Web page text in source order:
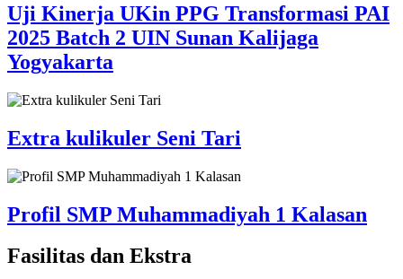
Uji Kinerja UKin PPG Transformasi PAI
2025 Batch 2 UIN Sunan Kalijaga
Yogyakarta
Extra kulikuler Seni Tari
Profil SMP Muhammadiyah 1 Kalasan
Fasilitas dan Ekstra